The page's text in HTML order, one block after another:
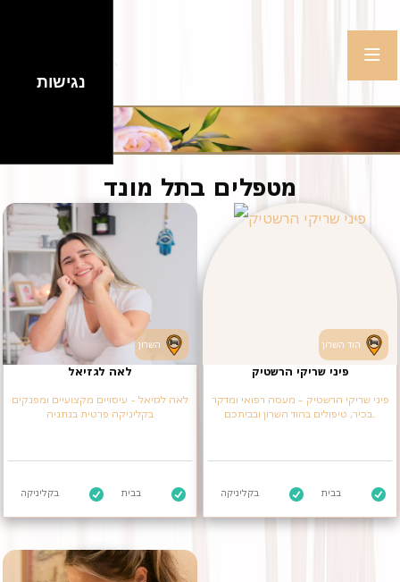
מטפלים בתל מונד
לאה לגזיאל
לאה לגזיאל - עיסויים מקצועיים ומפנקים
בקליניקה פרטית בנתניה
בקליניקה בבית
פיני שריקי הרשטיק
פיני שריקי הרשטיק – מעסה רפואי ומדקר
בקליניקה בבית
נגישות